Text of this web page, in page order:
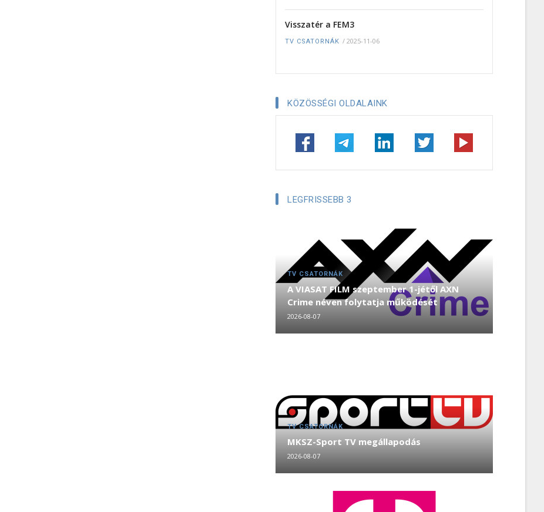
Visszatér a FEM3
TV CSATORNÁK / 2025-11-06
KÖZÖSSÉGI OLDALAINK
LEGFRISSEBB 3
TV CSATORNÁK
A VIASAT FILM szeptember 1-jétől AXN
Crime néven folytatja működését
2026-08-07
TV CSATORNÁK
MKSZ-Sport TV megállapodás
2026-08-07